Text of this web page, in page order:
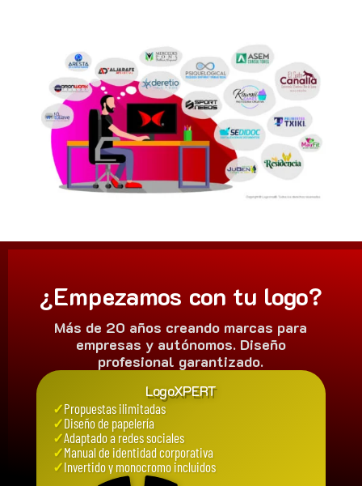
¿Empezamos con tu logo?
Más de 20 años creando marcas para
empresas y autónomos. Diseño
profesional garantizado.
LogoXPERT
✓Propuestas ilimitadas
✓Diseño de papelería
✓Adaptado a redes sociales
✓Manual de identidad corporativa
✓Invertido y monocromo incluidos